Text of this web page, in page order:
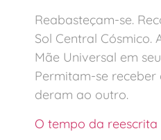
Reabasteçam-se.
Sol Central Cósmico.
Mãe Universal em
Permitam-se receber
deram ao outro.
O tempo da reescrita